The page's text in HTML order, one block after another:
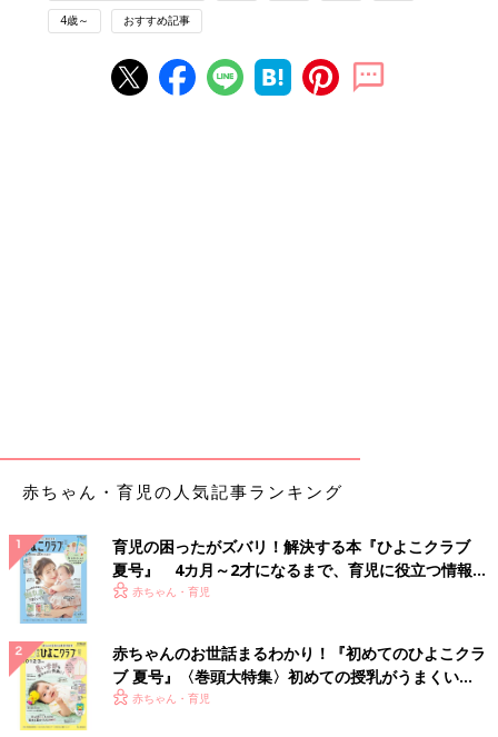
4歳～ おすすめ記事
赤ちゃん・育児の人気記事ランキング
育児の困ったがズバリ！解決する本『ひよこクラブ
夏号』 4カ月～2才になるまで、育児に役立つ情報が
いっぱい！
赤ちゃん・育児
赤ちゃんのお世話まるわかり！『初めてのひよこクラ
ブ 夏号』〈巻頭大特集〉初めての授乳がうまくい
く！ おっぱい・ミルクの基本と夏のトラブル 解決テ
赤ちゃん・育児